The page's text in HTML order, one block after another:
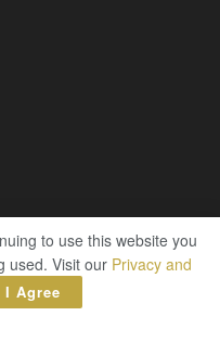
to use this website you
used. Visit our Privacy and
I Agree